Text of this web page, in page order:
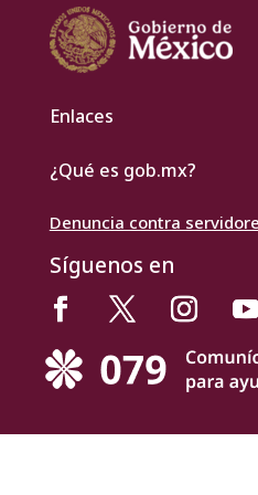
Enlaces
¿Qué es gob.mx?
Denuncia contra
Síguenos en